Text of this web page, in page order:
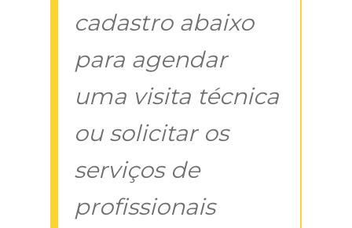
cadastro abaixo
para agendar
uma visita técnica
ou solicitar os
serviços de
profissionais